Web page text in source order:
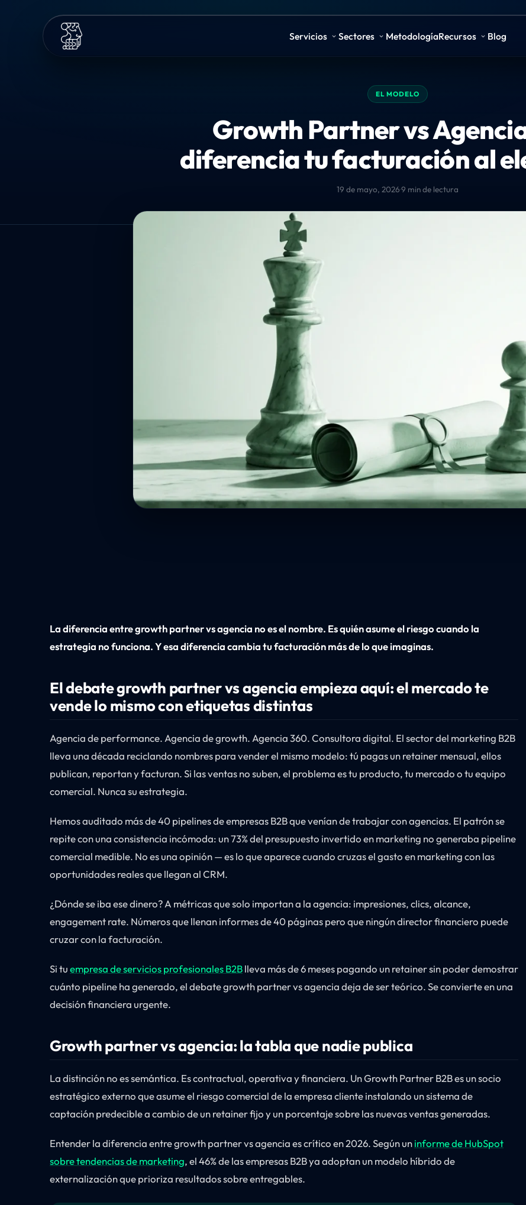
Servicios Sectores MetodologíaRecursos Blog
EL MODELO
Growth Partner vs
diferencia tu facturación al
19 de mayo, 2026·9 min de lectura
La diferencia entre growth partner vs agencia no es el nombre. Es quién asume el riesgo cuando la
estrategia no funciona. Y esa diferencia cambia tu facturación más de lo que imaginas.
El debate growth partner vs agencia empieza aquí: el mercado te
vende lo mismo con etiquetas distintas
Agencia de performance. Agencia de growth. Agencia 360. Consultora digital. El sector del marketing B2B
lleva una década reciclando nombres para vender el mismo modelo: tú pagas un retainer mensual, ellos
publican, reportan y facturan. Si las ventas no suben, el problema es tu producto, tu mercado o tu equipo
comercial. Nunca su estrategia.
Hemos auditado más de 40 pipelines de empresas B2B que venían de trabajar con agencias. El patrón se
repite con una consistencia incómoda: un 73% del presupuesto invertido en marketing no generaba pipeline
comercial medible. No es una opinión — es lo que aparece cuando cruzas el gasto en marketing con las
oportunidades reales que llegan al CRM.
¿Dónde se iba ese dinero? A métricas que solo importan a la agencia: impresiones, clics, alcance,
engagement rate. Números que llenan informes de 40 páginas pero que ningún director financiero puede
cruzar con la facturación.
Si tuempresa de servicios profesionales B2Blleva más de 6 meses pagando un retainer sin poder demostrar
cuánto pipeline ha generado, el debate growth partner vs agencia deja de ser teórico. Se convierte en una
decisión financiera urgente.
Growth partner vs agencia: la tabla que nadie publica
La distinción no es semántica. Es contractual, operativa y financiera. Un Growth Partner B2B es un socio
estratégico externo que asume el riesgo comercial de la empresa cliente instalando un sistema de
captación predecible a cambio de un retainer fijo y un porcentaje sobre las nuevas ventas generadas.
Entender la diferencia entre growth partner vs agencia es crítico en 2026. Según uninforme de HubSpot
sobre tendencias de marketing, el 46% de las empresas B2B ya adoptan un modelo híbrido de
externalización que prioriza resultados sobre entregables.